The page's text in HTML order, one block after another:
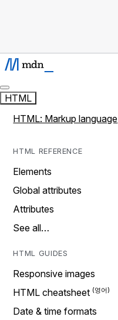
HTML
HTML: Markup language
HTML REFERENCE
Elements
Global attributes
Attributes
See all…
HTML GUIDES
Responsive images
HTML cheatsheet
Date & time formats